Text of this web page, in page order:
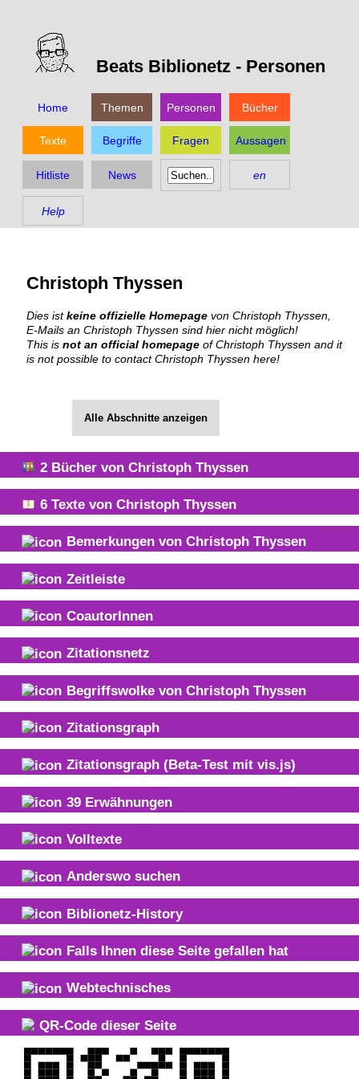
Beats Biblionetz - Personen
Home Themen Personen Bücher
Texte Begriffe Fragen Aussagen
Hitliste News en
Help
Christoph Thyssen
Dies istkeine offizielle Homepage von Christoph Thyssen,
E-Mails an Christoph Thyssen sind hier nicht möglich!
This is not an official homepage of Christoph Thyssen and it
is not possible to contact Christoph Thyssen here!
Alle Abschnitte anzeigen
2 Bücher von Christoph Thyssen
6Texte von Christoph Thyssen
Bemerkungen von Christoph Thyssen
Zeitleiste
CoautorInnen
Zitationsnetz
Begriffswolke von Christoph Thyssen
Zitationsgraph
Zitationsgraph (Beta-Test mit vis.js)
39 Erwähnungen
Volltexte
Anderswo suchen
Biblionetz-History
Falls Ihnen diese Seite gefallen hat
Webtechnisches
QR-Code dieser Seite